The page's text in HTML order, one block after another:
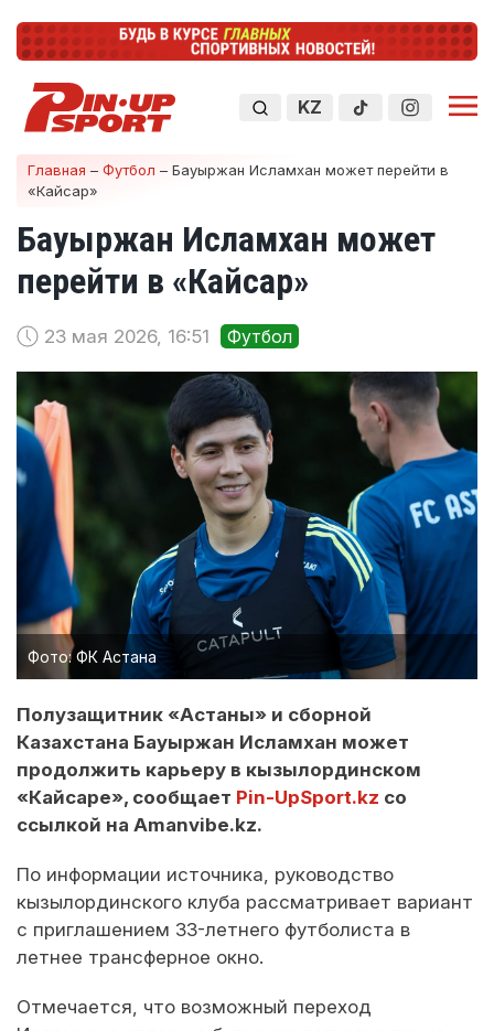
KZ
Главная – Футбол – Бауыржан Исламхан может перейти в
«Кайсар»
Бауыржан Исламхан может
перейти в «Кайсар»
23 мая 2026, 16:51 Футбол
Фото: ФК Астана
Полузащитник «Астаны» и сборной
Казахстана Бауыржан Исламхан может
продолжить карьеру в кызылординском
«Кайсаре», сообщает Pin-UpSport.kz со
ссылкой на Amanvibe.kz.
По информации источника, руководство
кызылординского клуба рассматривает вариант
с приглашением 33-летнего футболиста в
летнее трансферное окно.
Отмечается, что возможный переход